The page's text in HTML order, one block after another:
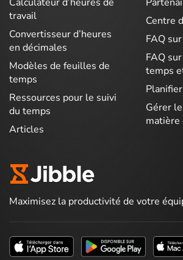
travail
Convertisseur d’heures
en décimales
Modèles de feuilles de
temps
Ressources pour le suivi
du temps
Articles
Centre
FAQ
FAQ
temps
Gérer
matière
Maximisez la productivité de votre